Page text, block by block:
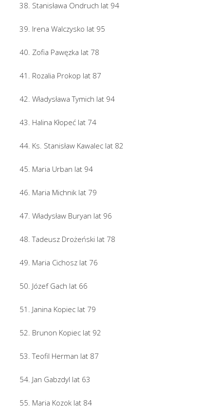
38. Stanisława Ondruch lat 94
39. Irena Walczysko lat 95
40. Zofia Pawęzka lat 78
41. Rozalia Prokop lat 87
42. Władysława Tymich lat 94
43. Halina Kłopeć lat 74
44. Ks. Stanisław Kawalec lat 82
45. Maria Urban lat 94
46. Maria Michnik lat 79
47. Władysław Buryan lat 96
48. Tadeusz Drożeński lat 78
49. Maria Cichosz lat 76
50. Józef Gach lat 66
51. Janina Kopiec lat 79
52. Brunon Kopiec lat 92
53. Teofil Herman lat 87
54. Jan Gabzdyl lat 63
55. Maria Kozok lat 84